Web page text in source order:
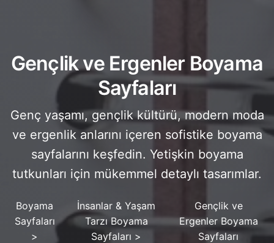
Gençlik ve Ergenler Boyama
Sayfaları
Genç yaşamı, gençlik kültürü, modern moda
ve ergenlik anlarını içeren sofistike boyama
sayfalarını keşfedin. Yetişkin boyama
tutkunları için mükemmel detaylı tasarımlar.
Boyama
Sayfaları
>
İnsanlar & Yaşam
Tarzı Boyama
Sayfaları >
Gençlik ve
Ergenler Boyama
Sayfaları